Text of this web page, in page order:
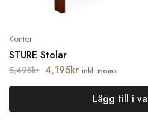
Kontor
STURE Stolar
5,495kr 4,195kr inkl. moms
Lägg till i